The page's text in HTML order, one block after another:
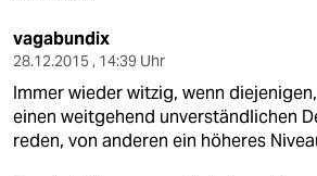
vagabundix
28.12.2015 , 14:39 Uhr
Immer wieder witzig, wenn
einen weitgehend unverständlichen
reden, von anderen ein höheres